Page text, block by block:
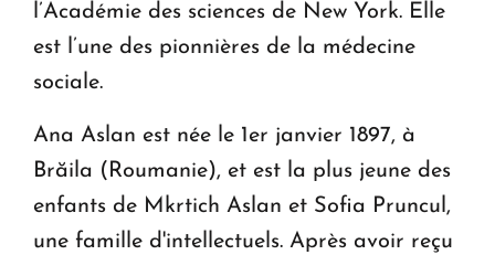
l’Académie des sciences de New York. Elle
est l’une des pionnières de la médecine
sociale.
Ana Aslan est née le 1er janvier 1897, à
Brăila (Roumanie), et est la plus jeune des
enfants de Mkrtich Aslan et Sofia Pruncul,
une famille d'intellectuels. Après avoir reçu